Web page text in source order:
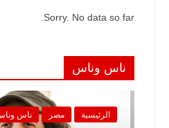
Sorry. No data so far.
ناس وناس
الرئيسية مصر ناس وناس